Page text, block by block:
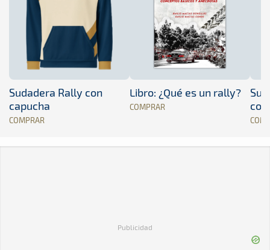
Sudadera Rally con
capucha
COMPRAR
Libro: ¿Qué es un rally?
COMPRAR
Publicidad